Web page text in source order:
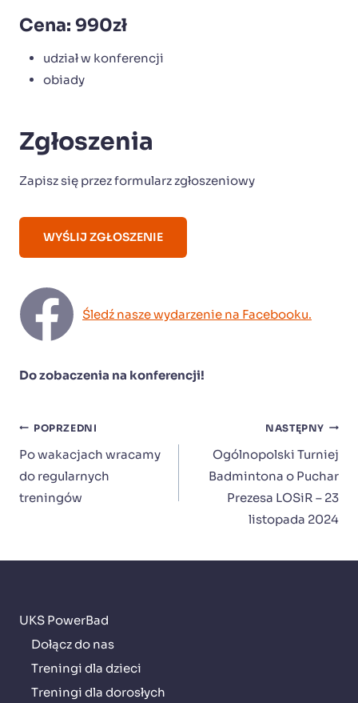
Cena: 990zł
udział w konferencji
obiady
Zgłoszenia
Zapisz się przez formularz zgłoszeniowy
WYŚLIJ ZGŁOSZENIE
Śledź nasze wydarzenie na Facebooku.
Do zobaczenia na konferencji!
Nawigacja
wpisu
POPRZEDNI
Po wakacjach wracamy
do regularnych
treningów
NASTĘPNY
Ogólnopolski Turniej
Badmintona o Puchar
Prezesa LOSiR – 23
listopada 2024
UKS PowerBad
Dołącz do nas
Treningi dla dzieci
Treningi dla dorosłych